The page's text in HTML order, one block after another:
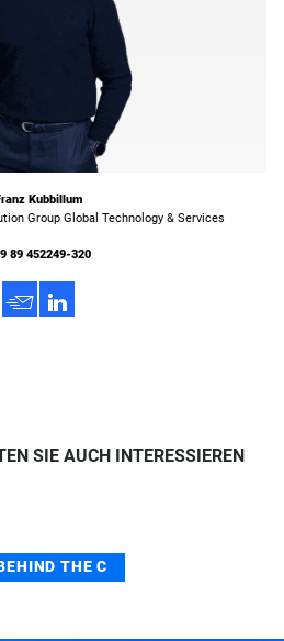
Kubbillum
Group Global Technology & Services
89 452249-320
h 3
SIE AUCH INTERESSIEREN
THE C